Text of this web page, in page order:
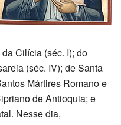
Cilícia (séc. I); do
(séc. IV); de Santa
Mártires Romano e
de Antioquia; e
Nesse dia,